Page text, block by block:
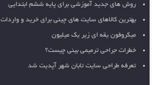
روش های جدید آموزشی برای پایه ششم ابتدایی
بهترین کالاهای سایت های چینی برای خرید و واردات
میکروفون یقه ای زیر یک میلیون
خطرات جراحی ترمیمی بینی چیست؟
تعرفه طراحی سایت تابان شهر آپدیت شد